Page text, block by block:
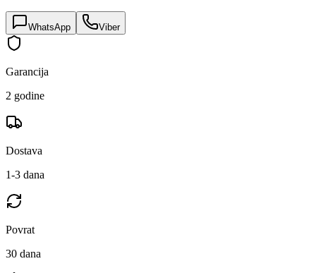
WhatsApp Viber
Garancija
2 godine
Dostava
1-3 dana
Povrat
30 dana